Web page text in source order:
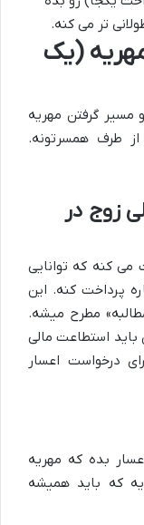
تر می کنه.
مهریه (یک
مسیر گرفتن مهریه
طرف همسرتونه.
زوج در
می کنه که توانایی
پرداخت کنه. این
مطرح میشه.
باید استطاعت مالی
درخواست اعسار
بده که مهریه
که باید همیشه